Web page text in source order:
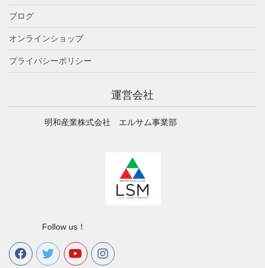
ブログ
オンラインショップ
プライバシーポリシー
運営会社
明和産業株式会社 エルサム事業部
Follow us！